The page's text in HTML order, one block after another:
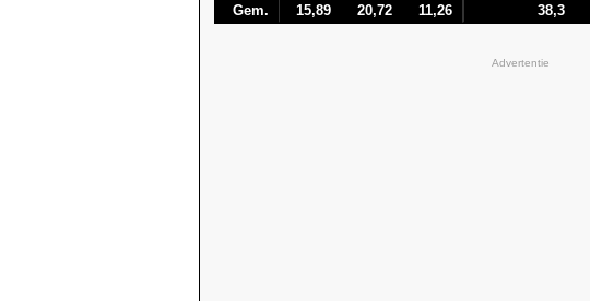
Gem.
15,89 20,72 11,26 38,3
Advertentie